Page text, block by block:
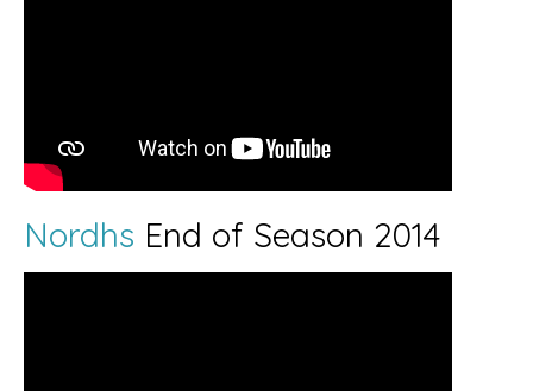
Nordhs End of Season 2014